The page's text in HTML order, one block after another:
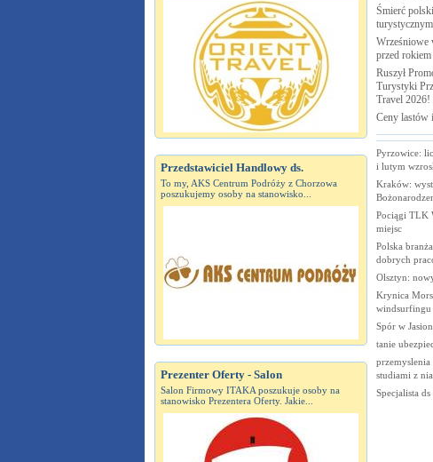
Przedstawiciel Handlowy ds.
To my, AKS Centrum Podróży z Chorzowa
poszukujemy osoby na stanowisko...
Prezenter Oferty - Salon
Salon Firmowy ITAKA poszukuje osoby na
stanowisko Prezentera Oferty. Jakie...
Śmierć
turystycznym
Wrześniowe
przed rokiem
Ruszył
Turystyki
Travel 2026!
Ceny lastów
Pyrzowice:
i lutym
Kraków:
Pociągi TLK
miejsc
Polska
dobrych
Olsztyn:
Krynica
Spór w
tanie
przemyslenia
studiami z
Specjalista